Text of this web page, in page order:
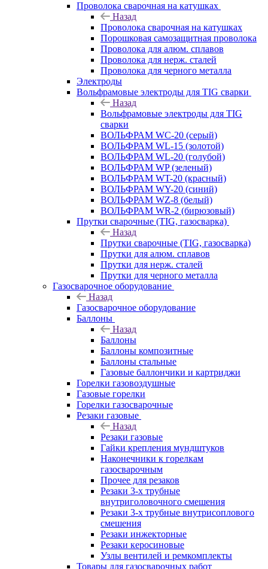
Проволока сварочная на катушках
Назад
Проволока сварочная на катушках
Порошковая самозащитная проволока
Проволока для алюм. сплавов
Проволока для нерж. сталей
Проволока для черного металла
Электроды
Вольфрамовые электроды для TIG сварки
Назад
Вольфрамовые электроды для TIG
сварки
ВОЛЬФРАМ WC-20 (серый)
ВОЛЬФРАМ WL-15 (золотой)
ВОЛЬФРАМ WL-20 (голубой)
ВОЛЬФРАМ WP (зеленый)
ВОЛЬФРАМ WT-20 (красный)
ВОЛЬФРАМ WY-20 (синий)
ВОЛЬФРАМ WZ-8 (белый)
ВОЛЬФРАМ WR-2 (бирюзовый)
Прутки сварочные (TIG, газосварка)
Назад
Прутки сварочные (TIG, газосварка)
Прутки для алюм. сплавов
Прутки для нерж. сталей
Прутки для черного металла
Газосварочное оборудование
Назад
Газосварочное оборудование
Баллоны
Назад
Баллоны
Баллоны композитные
Баллоны стальные
Газовые баллончики и картриджи
Горелки газовоздушные
Газовые горелки
Горелки газосварочные
Резаки газовые
Назад
Резаки газовые
Гайки крепления мундштуков
Наконечники к горелкам
газосварочным
Прочее для резаков
Резаки 3-х трубные
внутриголовочного смешения
Резаки 3-х трубные внутрисоплового
смешения
Резаки инжекторные
Резаки керосиновые
Узлы вентилей и ремкомплекты
Товары для газосварочных работ